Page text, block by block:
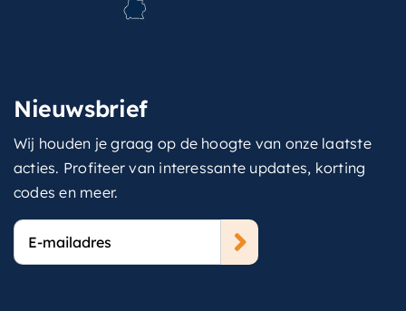
Nieuwsbrief
Wij houden je graag op de hoogte van onze laatste
acties. Profiteer van interessante updates, korting
codes en meer.
E-
mailadres